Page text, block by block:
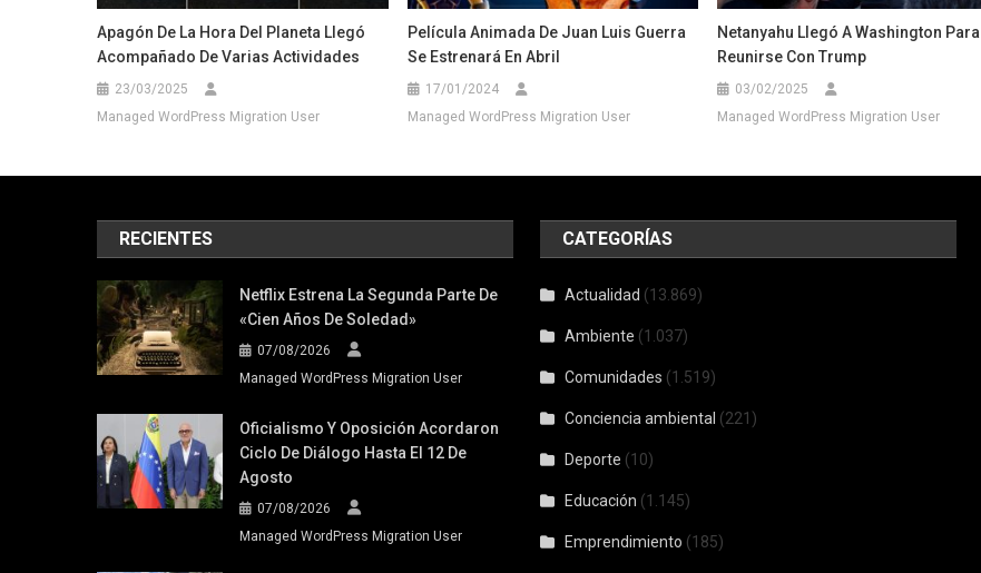
Apagón De La Hora Del Planeta Llegó
Acompañado De Varias Actividades
23/03/2025
Managed WordPress Migration User
Película Animada De Juan Luis Guerra
Se Estrenará En Abril
17/01/2024
Managed WordPress Migration User
Netanyahu Llegó A Washington Para
Reunirse Con Trump
03/02/2025
Managed WordPress Migration User
RECIENTES
Netflix Estrena La Segunda Parte De
«Cien Años De Soledad»
07/08/2026
Managed WordPress Migration User
Oficialismo Y Oposición Acordaron
Ciclo De Diálogo Hasta El 12 De
Agosto
07/08/2026
Managed WordPress Migration User
CATEGORÍAS
Actualidad (13.869)
Ambiente (1.037)
Comunidades (1.519)
Conciencia ambiental (221)
Deporte (10)
Educación (1.145)
Emprendimiento (185)